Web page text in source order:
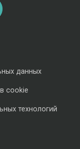
данных
cookie
технологий